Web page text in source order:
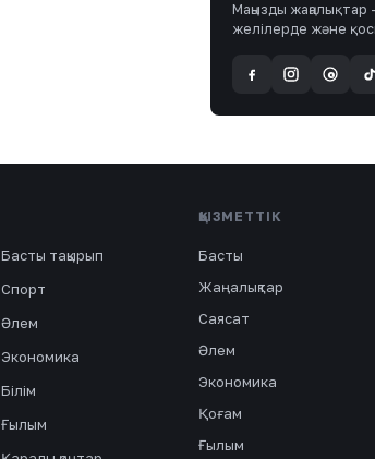
Маңызды жаңалықтар
желілерде және
@
Басты тақырып
Спорт
Әлем
Экономика
Білім
Ғылым
ҚЫЗМЕТТІК
Басты
Жаңалықтар
Саясат
Әлем
Экономика
Қоғам
Ғылым